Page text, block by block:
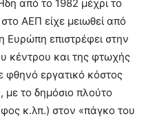
από το 1982 μέχρι το
ΑΕΠ είχε μειωθεί από
επιστρέφει στην
κέντρου και της φτωχής
φθηνό εργατικό κόστος
με το δημόσιο πλούτο
κ.λπ.) στον «πάγκο του